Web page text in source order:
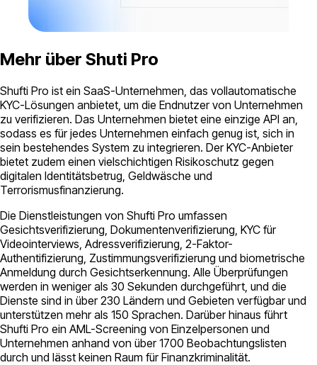
Mehr über Shuti Pro
Shufti Pro ist ein SaaS-Unternehmen, das vollautomatische
KYC-Lösungen anbietet, um die Endnutzer von Unternehmen
zu verifizieren. Das Unternehmen bietet eine einzige API an,
sodass es für jedes Unternehmen einfach genug ist, sich in
sein bestehendes System zu integrieren. Der KYC-Anbieter
bietet zudem einen vielschichtigen Risikoschutz gegen
digitalen Identitätsbetrug, Geldwäsche und
Terrorismusfinanzierung.
Die Dienstleistungen von Shufti Pro umfassen
Gesichtsverifizierung, Dokumentenverifizierung, KYC für
Videointerviews, Adressverifizierung, 2-Faktor-
Authentifizierung, Zustimmungsverifizierung und biometrische
Anmeldung durch Gesichtserkennung. Alle Überprüfungen
werden in weniger als 30 Sekunden durchgeführt, und die
Dienste sind in über 230 Ländern und Gebieten verfügbar und
unterstützen mehr als 150 Sprachen. Darüber hinaus führt
Shufti Pro ein AML-Screening von Einzelpersonen und
Unternehmen anhand von über 1700 Beobachtungslisten
durch und lässt keinen Raum für Finanzkriminalität.